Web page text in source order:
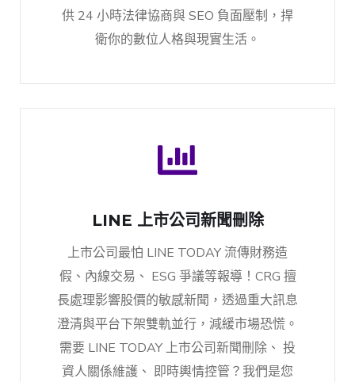
供 24 小時法律協商與 SEO 負面壓制，捍
衛你的數位人格與現實生活。
LINE 上市公司新聞刪除
上市公司最怕 LINE TODAY 流傳財務造
假、內線交易、 ESG 爭議等報導！CRG 擅
長處理影響股價的敏感新聞，透過重大訊息
澄清與平台下架雙軌並行，減緩市場恐慌。
需要 LINE TODAY 上市公司新聞刪除、 投
資人關係維護、 即時輿情控管？我們是您